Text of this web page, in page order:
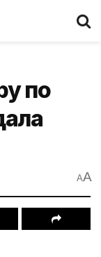
по
AA